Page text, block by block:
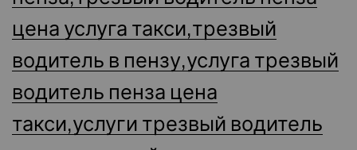
цена услуга такси,трезвый
водитель в пензу,услуга трезвый
водитель пенза цена
такси,услуги трезвый водитель